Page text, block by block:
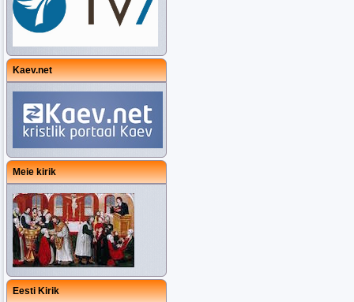
Kaev.net
Meie kirik
Eesti Kirik